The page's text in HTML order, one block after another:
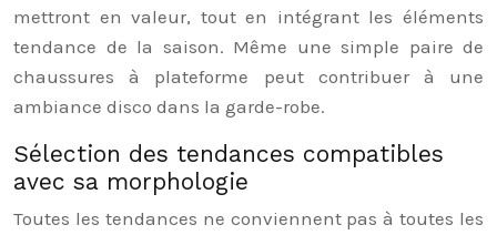
mettront en valeur, tout en intégrant les éléments
tendance de la saison. Même une simple paire de
chaussures à plateforme peut contribuer à une
ambiance disco dans la garde-robe.
Sélection des tendances compatibles
avec sa morphologie
Toutes les tendances ne conviennent pas à toutes les